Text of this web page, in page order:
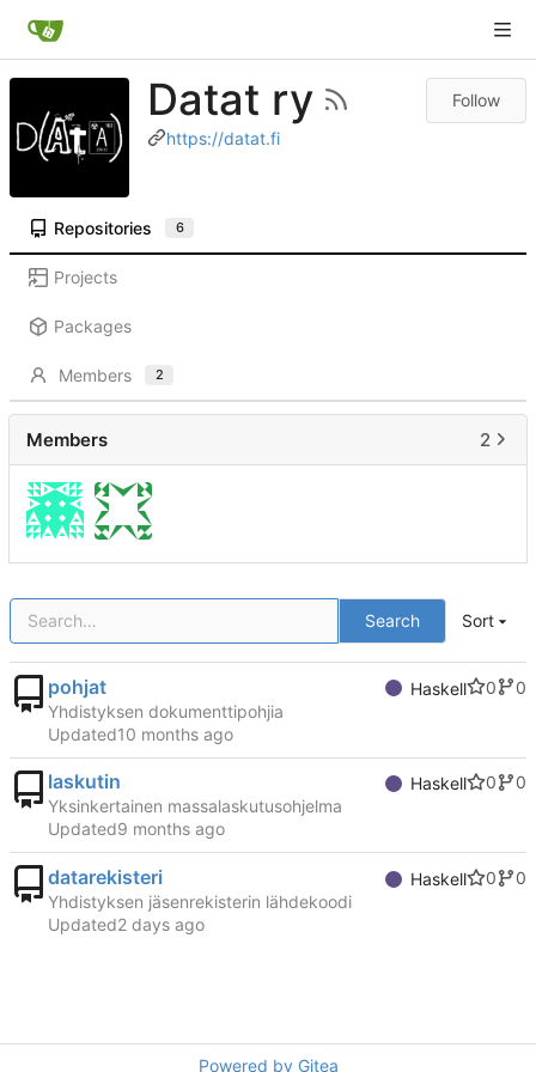
Datat ry
https://datat.fi
Follow
Repositories 6
Projects
Packages
Members 2
Search Sort
pohjat Haskell 0
0
Yhdistyksen dokumenttipohjia
Updated
laskutin Haskell 0
0
Yksinkertainen massalaskutusohjelma
Updated
datarekisteri Haskell 0
0
Yhdistyksen jäsenrekisterin lähdekoodi
Updated
Members 2
Powered by Gitea